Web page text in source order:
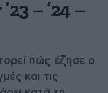
– ’24 –
πώς έζησε ο
και τις